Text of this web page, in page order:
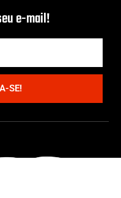
e-mail!
SE!